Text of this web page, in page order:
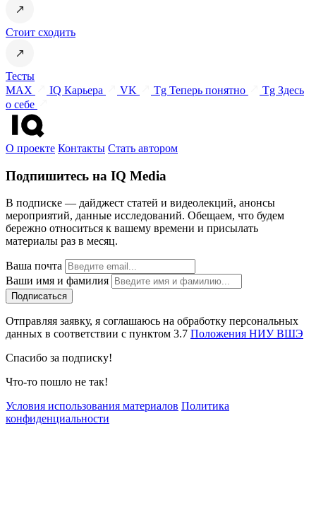
Стоит сходить
Тесты
MAX
IQ Карьера VK Tg Теперь понятно
Tg Здесь
о себе
О проекте Контакты Стать автором
Подпишитесь на IQ Media
В подписке — дайджест статей и видеолекций, анонсы
мероприятий, данные исследований. Обещаем, что будем
бережно относиться к вашему времени и присылать
материалы раз в месяц.
Ваша почта
Ваши имя и фамилия
Отправляя заявку, я соглашаюсь на обработку персональных
данных в соответствии с пунктом 3.7 Положения НИУ ВШЭ
Спасибо за подписку!
Что-то пошло не так!
Условия использования материалов Политика
конфиденциальности